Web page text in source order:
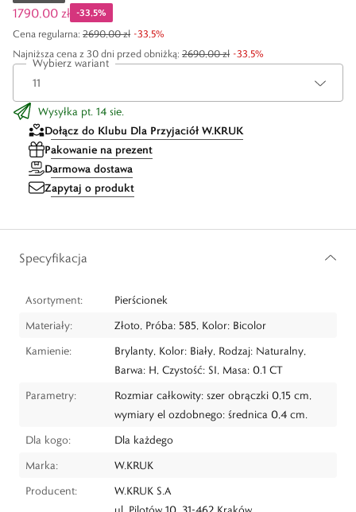
1790,00 zł -33,5%
Najniższa cena z 30 dni przed obniżką: 2690,00 zł -33,5%
Cena regularna: 2690,00 zł -33,5%
Wybierz wariant
Wysyłka pt. 14 sie.
Dołącz do Klubu Dla Przyjaciół W.KRUK
Pakowanie na prezent
Darmowa dostawa
Zapytaj o produkt
Specyfikacja
Asortyment:
Pierścionek
Materiały:
Złoto, Próba: 585, Kolor: Bicolor
Kamienie:
Brylanty, Kolor: Biały, Rodzaj: Naturalny,
Barwa: H, Czystość: SI, Masa: 0.1 CT
Parametry:
Rozmiar całkowity: szer obrączki 0,15 cm,
wymiary el ozdobnego: średnica 0,4 cm.
Dla kogo:
Dla każdego
Marka:
W.KRUK
Producent:
W.KRUK S.A